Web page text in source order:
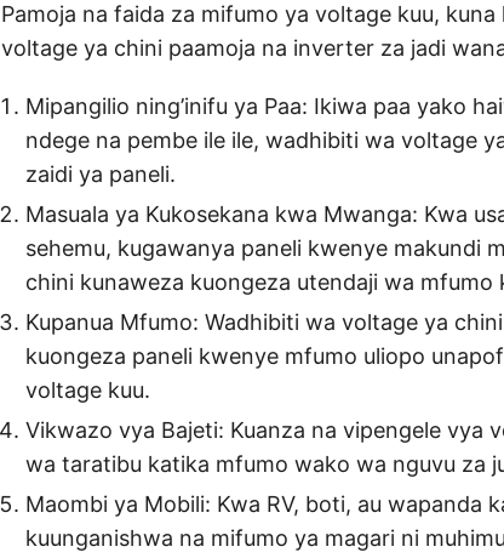
Pamoja na faida za mifumo ya voltage kuu,
voltage ya chini paamoja na inverter za jadi
Mipangilio ning’inifu ya Paa: Ikiwa paa yako
ndege na pembe ile ile, wadhibiti wa voltage
zaidi ya paneli.
Masuala ya Kukosekana kwa Mwanga: Kwa
sehemu, kugawanya paneli kwenye makundi
chini kunaweza kuongeza utendaji wa mfumo
Kupanua Mfumo: Wadhibiti wa voltage ya
kuongeza paneli kwenye mfumo uliopo
voltage kuu.
Vikwazo vya Bajeti: Kuanza na vipengele vya
wa taratibu katika mfumo wako wa nguvu za
Maombi ya Mobili: Kwa RV, boti, au wapanda
kuunganishwa na mifumo ya magari ni